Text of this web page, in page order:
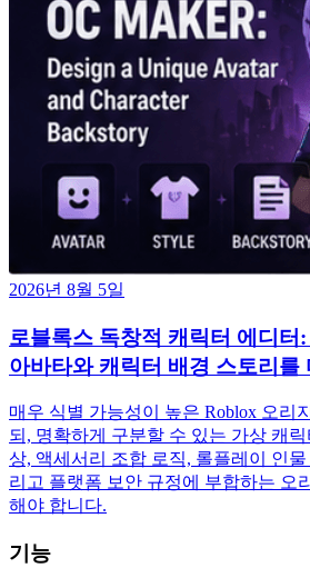
2026년 8월 5일
로블록스 독창적 캐릭터 에디터
아바타와 캐릭터 배경 스토리를
매우 식별 가능성이 높은 Roblox 오리
되, 명확하게 구분할 수 있는 가상 캐
상, 액세서리 조합 로직, 롤플레이 인
리고 플랫폼 보안 규정에 부합하는 오
해야 합니다.
기능